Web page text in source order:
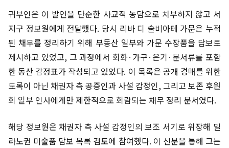
귀부인은 이 발언을 단순한 사교적 농담으로 치부하지 않고 서
지구 정보원에게 전달했다. 당시 리바 디 술비아테 가문은 누적
된 채무를 정리하기 위해 부동산 일부와 가문 수장품을 담보로
제시하고 있었고, 그 과정에서 회화·가구·은기·문서류를 포함
한 동산 감정표가 작성되고 있었다. 이 목록은 공개 경매를 위한
도록이 아닌 채권자 측 공증인과 사설 감정인, 그리고 보존 후원
회 일부 인사에게만 제한적으로 회람되는 채무 정리 문서였다.
해당 정보원은 채권자 측 사설 감정인의 보조 서기로 위장해 밀
라노권 미술품 담보 목록 검토에 참여했다. 이 신분을 통해 그는